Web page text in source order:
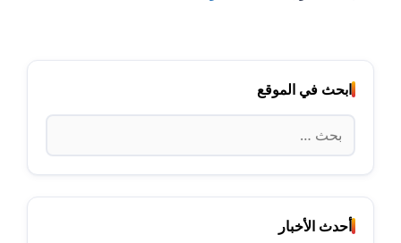
ابحث في الموقع
البحث
عن:
أحدث الأخبار